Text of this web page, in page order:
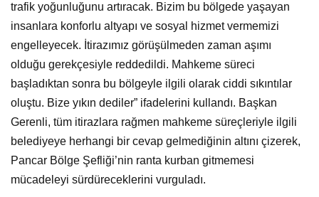
trafik yoğunluğunu artıracak. Bizim bu bölgede yaşayan
insanlara konforlu altyapı ve sosyal hizmet vermemizi
engelleyecek. İtirazımız görüşülmeden zaman aşımı
olduğu gerekçesiyle reddedildi. Mahkeme süreci
başladıktan sonra bu bölgeyle ilgili olarak ciddi sıkıntılar
oluştu. Bize yıkın dediler” ifadelerini kullandı. Başkan
Gerenli, tüm itirazlara rağmen mahkeme süreçleriyle ilgili
belediyeye herhangi bir cevap gelmediğinin altını çizerek,
Pancar Bölge Şefliği’nin ranta kurban gitmemesi
mücadeleyi sürdüreceklerini vurguladı.